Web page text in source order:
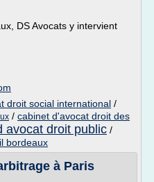
DS Avocats y intervient
droit social international /
/ cabinet d'avocat droit des
avocat droit public /
bordeaux
à Paris